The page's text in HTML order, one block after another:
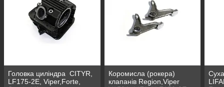
Головка циліндра CITYR,
LF175-2E, Viper,Forte,
Коромисла (рокера)
клапанів Region,Viper